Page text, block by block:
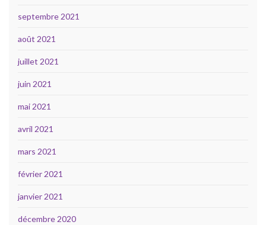
septembre 2021
août 2021
juillet 2021
juin 2021
mai 2021
avril 2021
mars 2021
février 2021
janvier 2021
décembre 2020